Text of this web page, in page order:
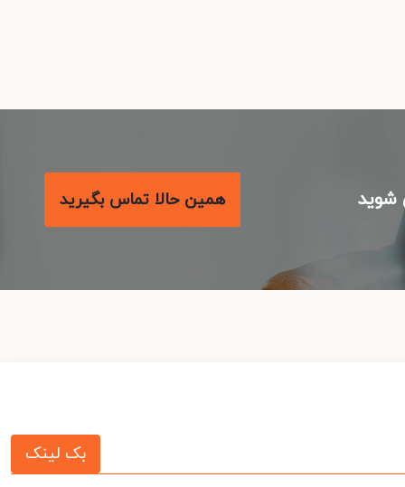
همین حالا تماس بگیرید
بک لینک